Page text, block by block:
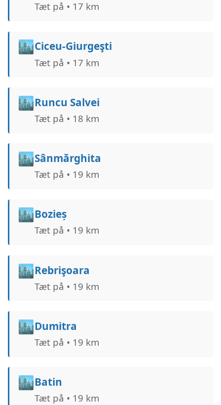
Tæt på • 17 km
🏙️Ciceu-Giurgeşti
Tæt på • 17 km
🏙️Runcu Salvei
Tæt på • 18 km
🏙️Sânmărghita
Tæt på • 19 km
🏙️Bozieș
Tæt på • 19 km
🏙️Rebrişoara
Tæt på • 19 km
🏙️Dumitra
Tæt på • 19 km
🏙️Batin
Tæt på • 19 km